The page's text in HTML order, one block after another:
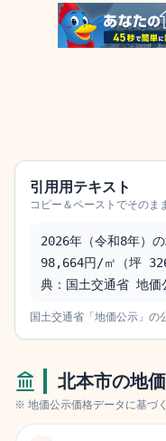
引用用テキスト
コピー＆ペーストでそのま
2026年（令和8年）
98,664円/㎡（坪
典：国土交通省 地価
国土交通省「地価公示」の
北本市の地
※ 地価公示価格データに基づ